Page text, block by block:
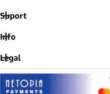
Suport
Info
Legal